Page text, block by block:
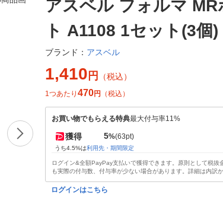
アスベル フォルマ MR
ト A1108 1セット(3個)
ブランド： アスベル
1,410 円 （税込）
1つあたり 470円 （税込）
お買い物でもらえる特典最大付与率11%
獲得 5%(63pt)
うち4.5%は利用先・期間限定
ログイン&全額PayPay支払いで獲得できます。原則として税抜
も実際の付与数、付与率が少ない場合があります。詳細は内訳
ログインはこちら